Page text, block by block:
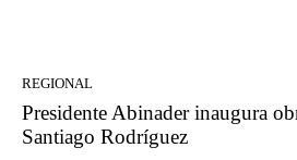
REGIONAL
Presidente Abinader inaugura
Santiago Rodríguez